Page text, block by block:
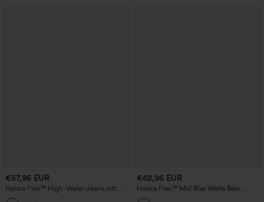
€57,95 EUR
Halara Flex™ High-Waist-Jeans mit
weitem Bein und Taschen
€62,95 EUR
Halara Flex™ Mid Rise Weite Bein
Casual Jeans mit Taschen